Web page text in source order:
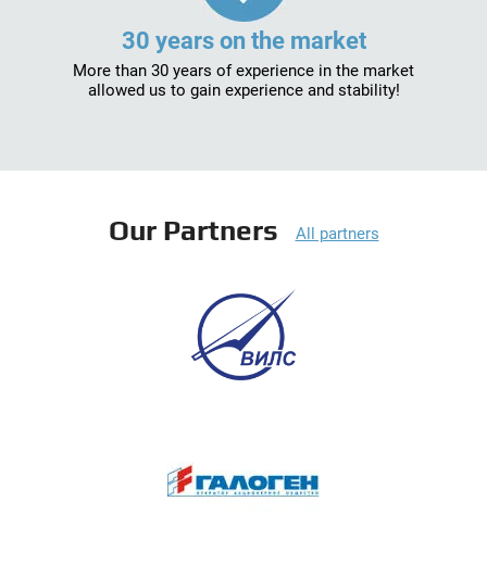
30 years on the market
More than 30 years of experience in the market
allowed us to gain experience and stability!
Our Partners All partners